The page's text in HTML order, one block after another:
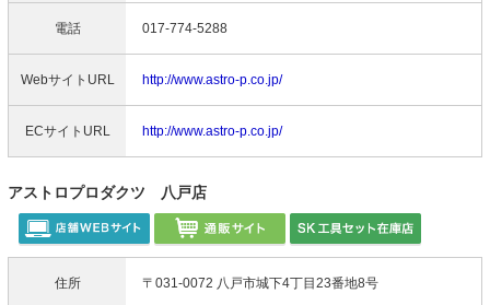
電話 017-774-5288
WebサイトURL http://www.astro-p.co.jp/
ECサイトURL http://www.astro-p.co.jp/
アストロプロダクツ 八戸店
住所 〒031-0072 八戸市城下4丁目23番地8号